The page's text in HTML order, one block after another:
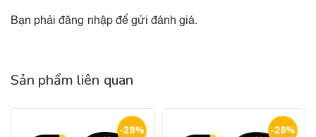
Bạn phảiđăng nhậpđể gửi đánh giá.
Sản phẩm liên quan
-28% -28%